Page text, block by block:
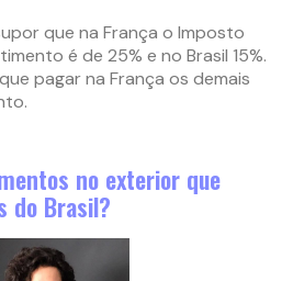
que na França o Imposto
é de 25% e no Brasil 15%.
pagar na França os demais
no exterior que
do Brasil?